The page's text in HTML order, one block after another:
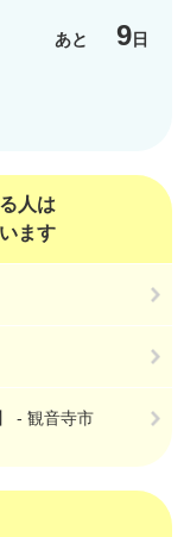
あと 9日
人は
ます
- 観音寺市